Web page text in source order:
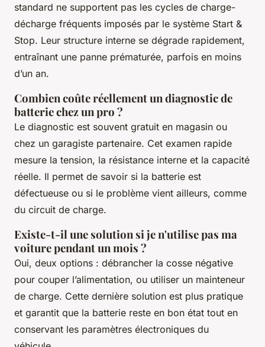
standard ne supportent pas les cycles de charge-
décharge fréquents imposés par le système Start &
Stop. Leur structure interne se dégrade rapidement,
entraînant une panne prématurée, parfois en moins
d’un an.
Combien coûte réellement un diagnostic de
batterie chez un pro ?
Le diagnostic est souvent gratuit en magasin ou
chez un garagiste partenaire. Cet examen rapide
mesure la tension, la résistance interne et la capacité
réelle. Il permet de savoir si la batterie est
défectueuse ou si le problème vient ailleurs, comme
du circuit de charge.
Existe-t-il une solution si je n'utilise pas ma
voiture pendant un mois ?
Oui, deux options : débrancher la cosse négative
pour couper l’alimentation, ou utiliser un mainteneur
de charge. Cette dernière solution est plus pratique
et garantit que la batterie reste en bon état tout en
conservant les paramètres électroniques du